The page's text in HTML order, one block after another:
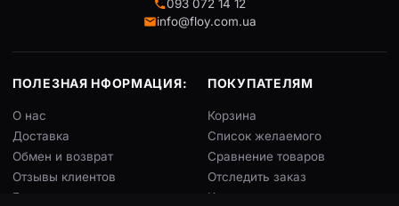
093 072 14 12
info@floy.com.ua
ПОЛЕЗНАЯ НФОРМАЦИЯ:
О нас
Доставка
Обмен и возврат
Отзывы клиентов
Блог
ПОКУПАТЕЛЯМ
Корзина
Список желаемого
Сравнение товаров
Отследить заказ
Конструктор чехлов